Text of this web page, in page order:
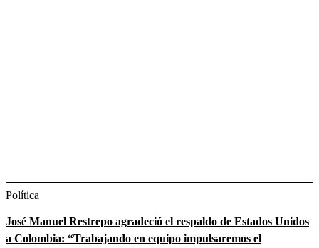
Política
José Manuel Restrepo agradeció el respaldo de Estados Unidos
a Colombia: “Trabajando en equipo impulsaremos el